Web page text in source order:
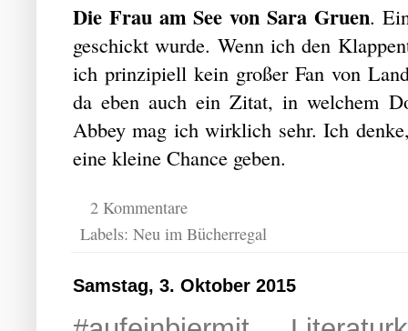
Die Frau am See von Sara Gruen.
geschickt wurde. Wenn ich den
ich prinzipiell kein großer Fan von
da eben auch ein Zitat, in welchem
Abbey mag ich wirklich sehr. Ich
eine kleine Chance geben.
2 Kommentare
Labels: Neu im Bücherregal
Samstag, 3. Oktober 2015